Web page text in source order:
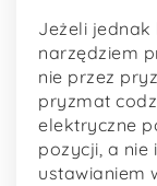
Jeżeli
narzędziem
nie przez
pryzmat
elektryczne
pozycji, a nie
ustawianiem